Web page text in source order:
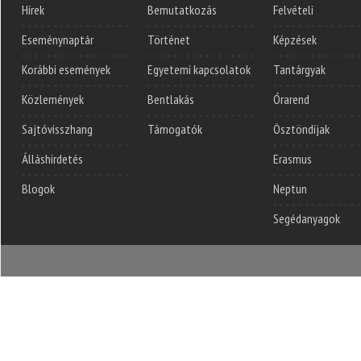
Hírek
Eseménynaptár
Korábbi események
Közlemények
Sajtóvisszhang
Álláshirdetés
Blogok
Bemutatkozás
Történet
Egyetemi kapcsolatok
Bentlakás
Támogatók
Felvételi
Képzések
Tantárgyak
Órarend
Ösztöndíjak
Erasmus
Neptun
Segédanyagok